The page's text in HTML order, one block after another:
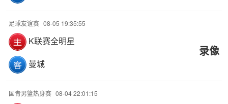
足球友谊赛 08-05 19:35:55
K联赛全明星
曼城
录像
国青男篮热身赛 08-04 22:01:15